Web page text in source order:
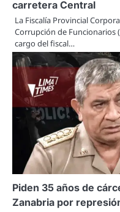
carretera Central
La Fiscalía Provincial
Corrupción de Funcionarios
cargo del fiscal…
Piden 35 años de
Zanabria por